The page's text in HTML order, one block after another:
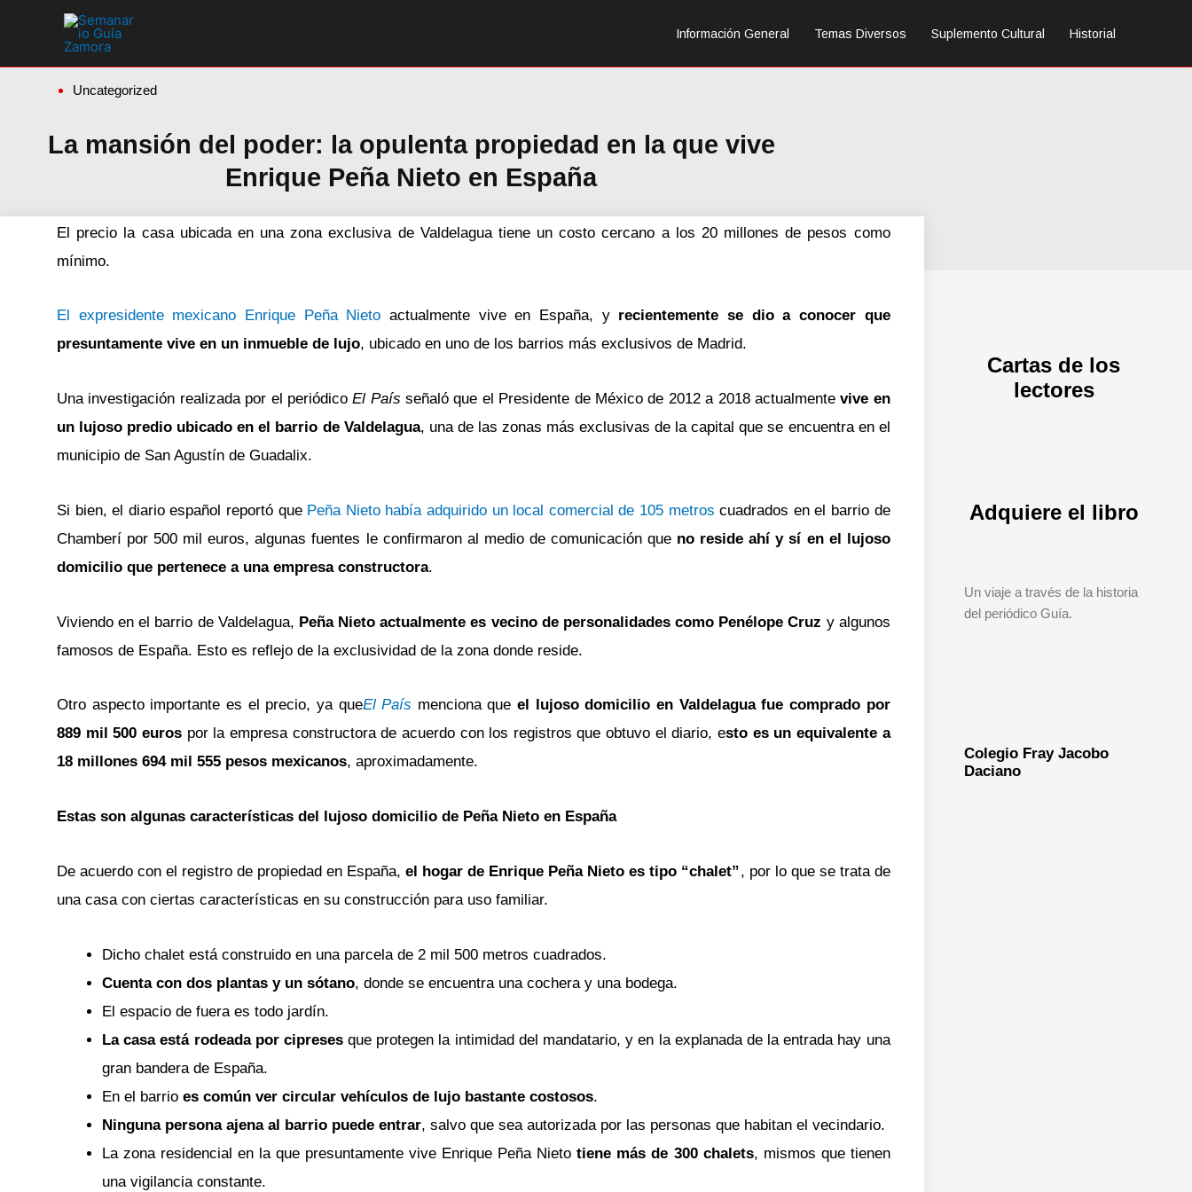
Información General Temas Diversos Suplemento Cultural Historial
Uncategorized
La mansión del poder: la opulenta propiedad en la que vive
Enrique Peña Nieto en España
El precio la casa ubicada en una zona exclusiva de Valdelagua tiene un costo cercano a los 20 millones de pesos como
mínimo.
El expresidente mexicano Enrique Peña Nieto actualmente vive en España, y recientemente se dio a conocer que
presuntamente vive en un inmueble de lujo, ubicado en uno de los barrios más exclusivos de Madrid.
Una investigación realizada por el periódicoEl País señaló que el Presidente de México de 2012 a 2018 actualmentevive en
un lujoso predio ubicado en el barrio de Valdelagua, una de las zonas más exclusivas de la capital que se encuentra en el
municipio de San Agustín de Guadalix.
Si bien, el diario español reportó que Peña Nieto había adquirido un local comercial de 105 metroscuadrados en el barrio de
Chamberí por 500 mil euros, algunas fuentes le confirmaron al medio de comunicación que no reside ahí y sí en el lujoso
domicilio que pertenece a una empresa constructora.
Viviendo en el barrio de Valdelagua, Peña Nieto actualmente es vecino de personalidades como Penélope Cruz y algunos
famosos de España. Esto es reflejo de la exclusividad de la zona donde reside.
Otro aspecto importante es el precio, ya queEl País menciona queel lujoso domicilio en Valdelagua fue comprado por
889 mil 500 eurospor la empresa constructora de acuerdo con los registros que obtuvo el diario, esto es un equivalente a
18 millones 694 mil 555 pesos mexicanos, aproximadamente.
Estas son algunas características del lujoso domicilio de Peña Nieto en España
De acuerdo con el registro de propiedad en España,el hogar de Enrique Peña Nieto es tipo “chalet”, por lo que se trata de
una casa con ciertas características en su construcción para uso familiar.
Dicho chalet está construido en una parcela de 2 mil 500 metros cuadrados.
Cuenta con dos plantas y un sótano, donde se encuentra una cochera y una bodega.
El espacio de fuera es todo jardín.
La casa está rodeada por cipresesque protegen la intimidad del mandatario, y en la explanada de la entrada hay una
gran bandera de España.
En el barrio es común ver circular vehículos de lujo bastante costosos.
Ninguna persona ajena al barrio puede entrar, salvo que sea autorizada por las personas que habitan el vecindario.
La zona residencial en la que presuntamente vive Enrique Peña Nietotiene más de 300 chalets, mismos que tienen
una vigilancia constante.
Cartas de los
lectores
Adquiere el libro
Un viaje a través de la historia
del periódico Guía.
Colegio Fray Jacobo
Daciano